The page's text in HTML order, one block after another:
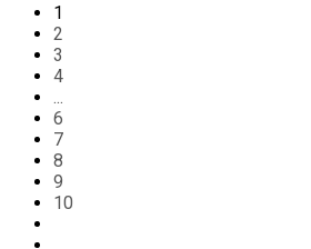
1
2
3
4
...
6
7
8
9
10